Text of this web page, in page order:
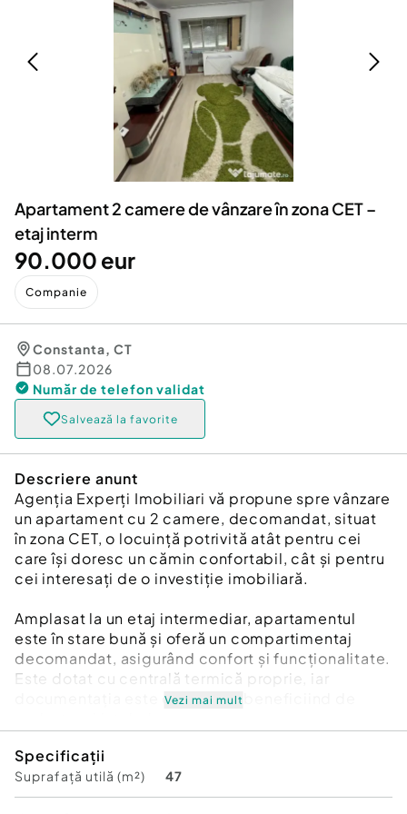
Animale de companie
Afaceri și echipamente profesionale
Inchiriere Bunuri si Vehicule
Utilaje agricole si industriale
Piese auto si accesorii
Dacia Duster
Apartament 2 camere de vânzare în zona CET –
etaj interm
90.000 eur
Companie
Constanta, CT
08.07.2026
Număr de telefon validat
Salvează la favorite
Descriere anunt
Agenția Experți Imobiliari vă propune spre vânzare
un apartament cu 2 camere, decomandat, situat
în zona CET, o locuință potrivită atât pentru cei
care își doresc un cămin confortabil, cât și pentru
cei interesați de o investiție imobiliară.
Amplasat la un etaj intermediar, apartamentul
este în stare bună și oferă un compartimentaj
decomandat, asigurând confort și funcționalitate.
Este dotat cu centrală termică proprie, iar
documentația este completă, beneficiind de
Un alt avantaj îl reprezintă proximitatea față de
principalele facilități ale zonei: piață, liceu,
școală, grădiniță, magazine și stație de autobuz,
Vezi mai mult
Specificații
Suprafață utilă (m²) 47